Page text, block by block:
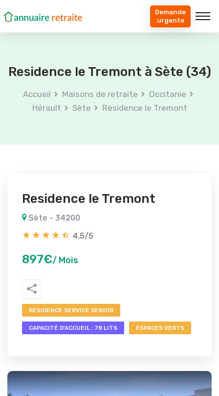
Demande
urgente
Residence le Tremont à Sète (34)
Accueil Maisons de retraite
Occitanie
Hérault
Sète Residence le Tremont
Residence le Tremont
Sète - 34200
4.5/5
897€/ Mois
RÉSIDENCE SERVICE SENIOR
CAPACITÉ D'ACCUEIL : 78 LITS ESPACES VERTS